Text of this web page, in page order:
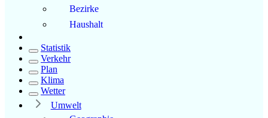
Bezirke
Haushalt
Statistik
Verkehr
Plan
Klima
Wetter
Umwelt